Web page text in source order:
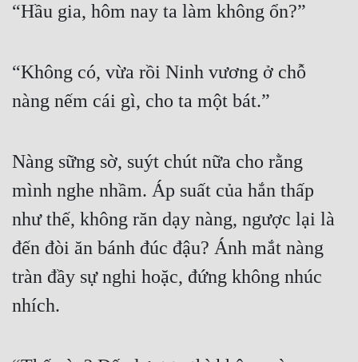
“Hầu gia, hôm nay ta làm không ổn?”
“Không có, vừa rồi Ninh vương ở chỗ
nàng nếm cái gì, cho ta một bát.”
Nàng sững sờ, suýt chút nữa cho rằng
mình nghe nhầm. Áp suất của hắn thấp
như thế, không răn dạy nàng, ngược lại là
đến đòi ăn bánh đúc đậu? Ánh mắt nàng
tràn đầy sự nghi hoặc, đứng không nhúc
nhích.